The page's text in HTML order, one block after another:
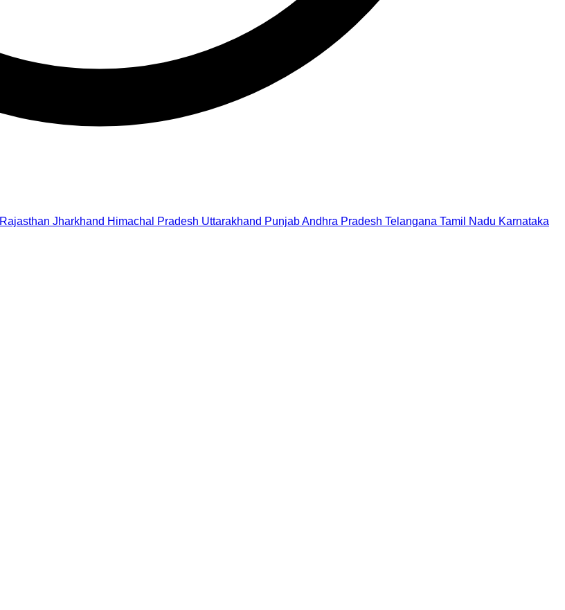
Rajasthan Jharkhand Himachal Pradesh Uttarakhand PunjabAndhra Pradesh Telangana Tamil Nadu Karnataka